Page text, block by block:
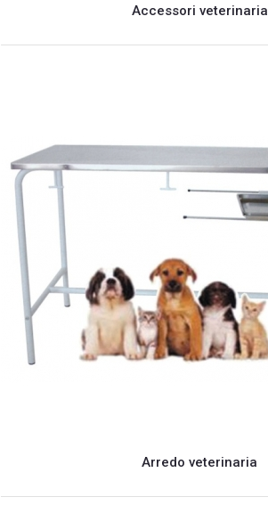
Accessori veterinaria
Arredo veterinaria